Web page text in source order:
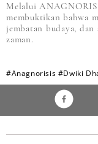
Melalui
membuktikan bahwa
jembatan budaya, dan
zaman.
#Anagnorisis #Dwiki